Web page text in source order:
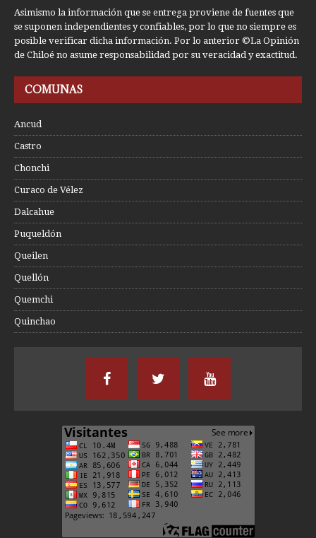
Asimismo la información que se entrega proviene de fuentes que
se suponen independientes y confiables, por lo que no siempre es
posible verificar dicha información. Por lo anterior ©La Opinión
de Chiloé no asume responsabilidad por su veracidad y exactitud.
COMUNAS
Ancud
Castro
Chonchi
Curaco de Vélez
Dalcahue
Puqueldón
Queilen
Quellón
Quemchi
Quinchao